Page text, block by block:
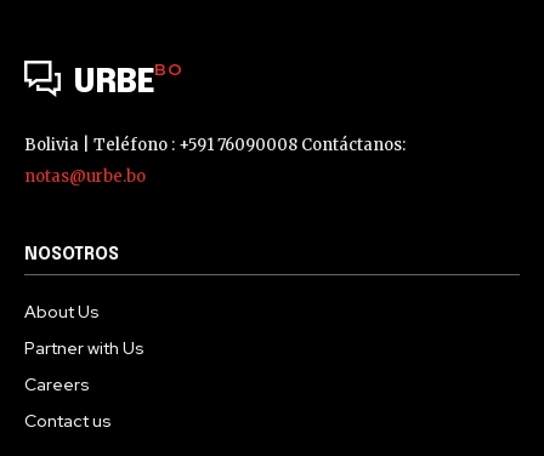
URBEBO
Bolivia | Teléfono : +591 76090008 Contáctanos:
notas@urbe.bo
NOSOTROS
About Us
Partner with Us
Careers
Contact us